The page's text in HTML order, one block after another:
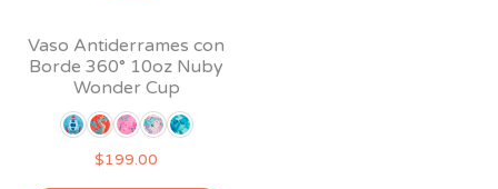
Vaso Antiderrames con
Borde 360° 10oz Nuby
Wonder Cup
$199.00